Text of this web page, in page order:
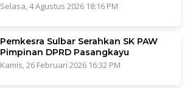
Selasa, 4 Agustus 2026 18:16 PM
Pemkesra Sulbar Serahkan SK PAW
Pimpinan DPRD Pasangkayu
Kamis, 26 Februari 2026 16:32 PM